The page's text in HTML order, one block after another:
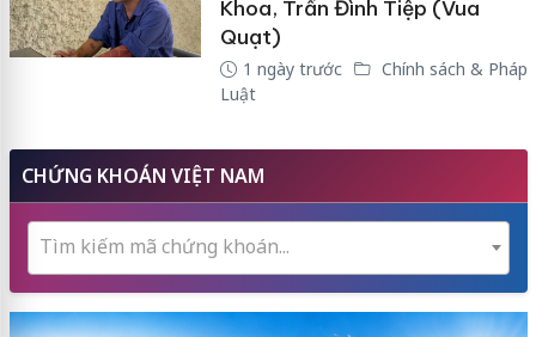
Khoa, Trần Đình Tiệp (Vua
Quạt)
1 ngày trước
Chính sách & Pháp
Luật
CHỨNG KHOÁN VIỆT NAM
Tìm kiếm mã chứng khoán...